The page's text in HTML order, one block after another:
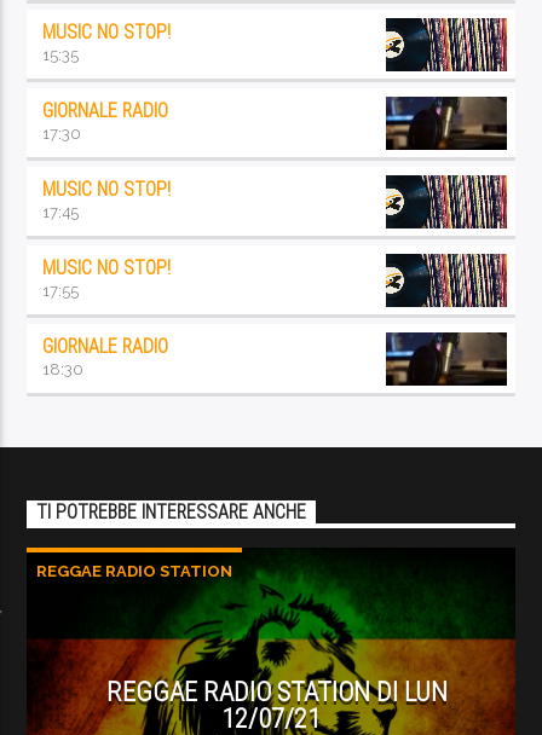
MUSIC NO STOP!
15:35
GIORNALE RADIO
17:30
MUSIC NO STOP!
17:45
MUSIC NO STOP!
17:55
GIORNALE RADIO
18:30
TI POTREBBE INTERESSARE ANCHE
REGGAE RADIO STATION
REGGAE RADIO STATION DI LUN
12/07/21